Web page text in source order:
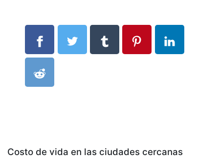
Costo de vida en las ciudades cercanas